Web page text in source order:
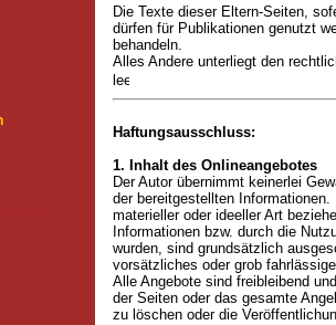
Die Texte dieser Eltern-Seiten,
dürfen für Publikationen genutzt
behandeln.
Alles Andere unterliegt den
Haftungsausschluss:
1. Inhalt des Onlineangebotes
Der Autor übernimmt keinerlei
der bereitgestellten
materieller oder ideeller Art
Informationen bzw. durch die
wurden, sind grundsätzlich
vorsätzliches oder grob
Alle Angebote sind freibleibend
der Seiten oder das gesamte
zu löschen oder die